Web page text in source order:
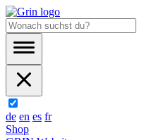
de en es fr
Shop